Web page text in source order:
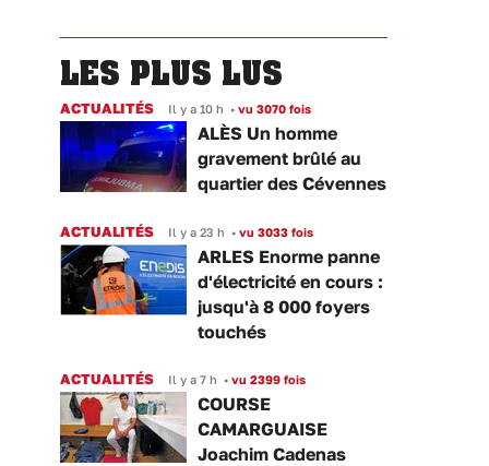
LES PLUS LUS
ACTUALITÉS Il y a 10 h • vu 3070 fois
ALÈS Un homme
gravement brûlé au
quartier des Cévennes
ACTUALITÉS Il y a 23 h • vu 3033 fois
ARLES Enorme panne
d'électricité en cours :
jusqu'à 8 000 foyers
touchés
ACTUALITÉS Il y a 7 h • vu 2399 fois
COURSE
CAMARGUAISE
Joachim Cadenas